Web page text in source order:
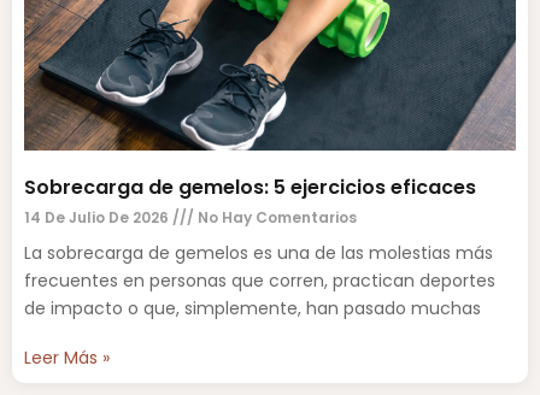
Sobrecarga de gemelos: 5 ejercicios eficaces
14 De Julio De 2026 No Hay Comentarios
La sobrecarga de gemelos es una de las molestias más
frecuentes en personas que corren, practican deportes
de impacto o que, simplemente, han pasado muchas
Leer Más »